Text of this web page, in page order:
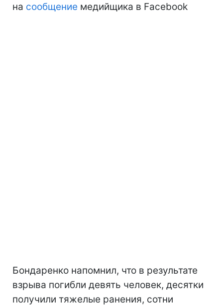
на сообщение медийщика в Facebook
Бондаренко напомнил, что в результате
взрыва погибли девять человек, десятки
получили тяжелые ранения, сотни